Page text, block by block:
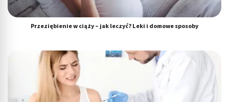
Przeziębienie w ciąży – jak leczyć? Leki i domowe sposoby